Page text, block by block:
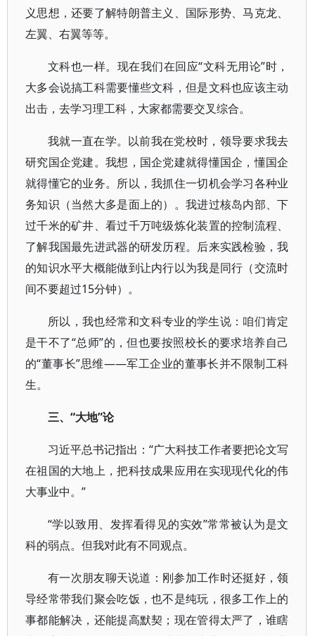
义思想，还要了解特朗普主义、国际形势、马克龙、
左翼、右翼等等。
文科也一样。现在我们在回应“文科无用论”时，
大多会说搞工科需要懂些文科，但是文科也应该主动
出击，去学习理工科，大家都需要交叉综合。
我就一直在学。以前我在党校时，领导要求我去
研究国企党建。我想，国企党建就得懂国企，懂国企
就得懂它的业务。所以，我抓住一切机会学习各种业
务知识（当然大多是面上的）。我进过核岛内部、下
过千米的矿井、看过千万吨级炼化装置的控制流程、
了解我国最先进武器的研发历程。后来实践检验，我
的知识水平大概能做到让内行以为我是同行（交流时
间不要超过15分钟）。
所以，我也经常和文科专业的学生说：咱们肯定
是干不了“总师”的，但也要按照校长的要求培养自己
的“董事长”思维——军工企业的董事长并不限制工科
生。
三、“大地”论
习近平总书记指出：“广大科技工作者要把论文写
在祖国的大地上，把科技成果应用在实现现代化的伟
大事业中。”
“学以致用、发挥看得见的实效”常常被认为是文
科的弱点。但我对此有不同观点。
有一次朋友聊天说道：刚参加工作时还挺好，领
导经常带我们聚会吃饭，也不是纯玩，很多工作上的
事都能解决，还能提高默契；现在管得太严了，谁瞎